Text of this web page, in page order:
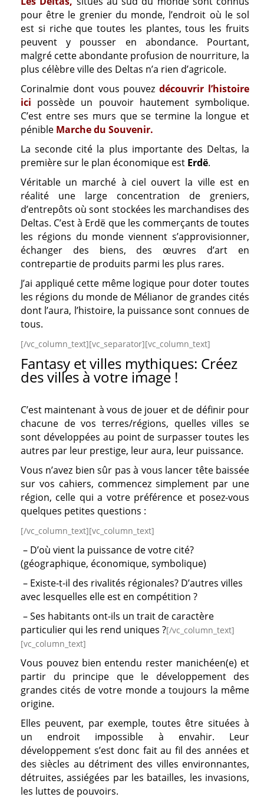
pour être le grenier du monde, l’endroit où le sol
est si riche que toutes les plantes, tous les fruits
peuvent y pousser en abondance. Pourtant,
malgré cette abondante profusion de nourriture, la
plus célèbre ville des Deltas n’a rien d’agricole.
Corinalmie dont vous pouvezdécouvrir l’histoire
ici possède un pouvoir hautement symbolique.
C’est entre ses murs que se termine la longue et
pénible Marche du Souvenir.
La seconde cité la plus importante des Deltas, la
première sur le plan économique est Erdë.
Véritable un marché à ciel ouvert la ville est en
réalité une large concentration de greniers,
d’entrepôts où sont stockées les marchandises des
Deltas. C’est à Erdë que les commerçants de toutes
les régions du monde viennent s’approvisionner,
échanger des biens, des œuvres d’art en
contrepartie de produits parmi les plus rares.
J’ai appliqué cette même logique pour doter toutes
les régions du monde de Mélianor de grandes cités
dont l’aura, l’histoire, la puissance sont connues de
tous.
[/vc_column_text][vc_separator][vc_column_text]
Fantasy et villes mythiques: Créez
des villes à votre image !
C’est maintenant à vous de jouer et de définir pour
chacune de vos terres/régions, quelles villes se
sont développées au point de surpasser toutes les
autres par leur prestige, leur aura, leur puissance.
Vous n’avez bien sûr pas à vous lancer tête baissée
sur vos cahiers, commencez simplement par une
région, celle qui a votre préférence et posez-vous
quelques petites questions :
[/vc_column_text][vc_column_text]
– D’où vient la puissance de votre cité?
(géographique, économique, symbolique)
– Existe-t-il des rivalités régionales? D’autres villes
avec lesquelles elle est en compétition ?
– Ses habitants ont-ils un trait de caractère
particulier qui les rend uniques ?[/vc_column_text]
[vc_column_text]
Vous pouvez bien entendu rester manichéen(e) et
partir du principe que le développement des
grandes cités de votre monde a toujours la même
origine.
Elles peuvent, par exemple, toutes être situées à
un endroit impossible à envahir. Leur
développement s’est donc fait au fil des années et
des siècles au détriment des villes environnantes,
détruites, assiégées par les batailles, les invasions,
les luttes de pouvoirs.